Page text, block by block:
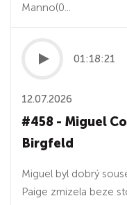
Manno(0...
01:18:21
12.07.2026
#458 - Miguel
Birgfeld
Miguel byl dobrý
Paige zmizela beze